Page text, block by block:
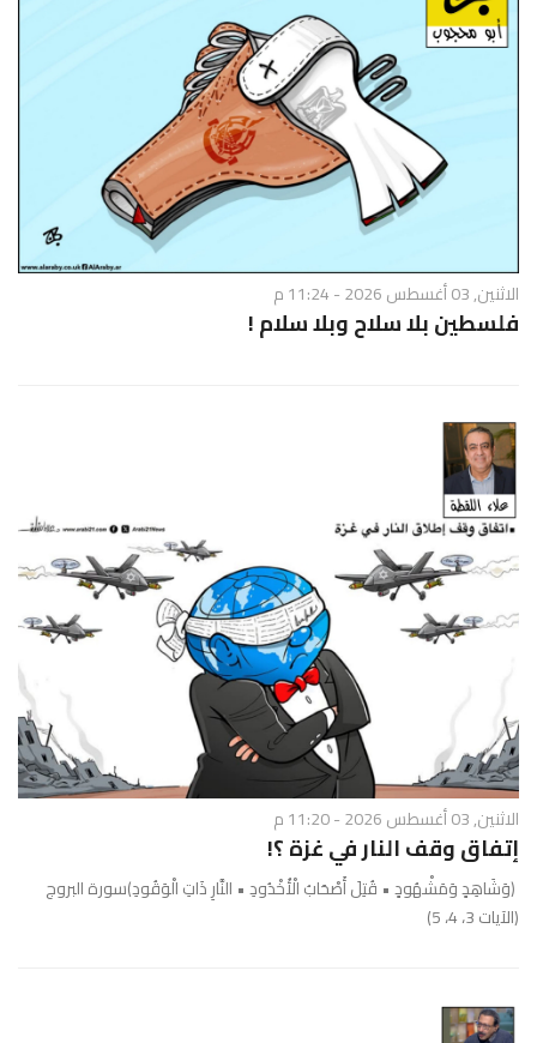
الاثنين, 03 أغسطس 2026 - 11:24 م
فلسطين بلا سلاح وبلا سلام !
الاثنين, 03 أغسطس 2026 - 11:20 م
إتفاق وقف النار في غزة ؟!
﴿وَشَاهِدٍ وَمَشْهُودٍ • قُتِلَ أَصْحَابُ الْأُخْدُودِ • النَّارِ ذَاتِ الْوَقُودِ﴾سورة البروج
(الآيات 3، 4، 5)